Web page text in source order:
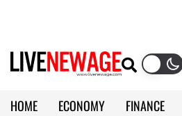
HOME ECONOMY FINANCE